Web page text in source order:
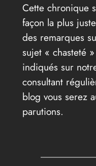
Cette chronique
façon la plus
des remarques
sujet « chasteté
indiqués sur
consultant
blog vous serez
parutions.